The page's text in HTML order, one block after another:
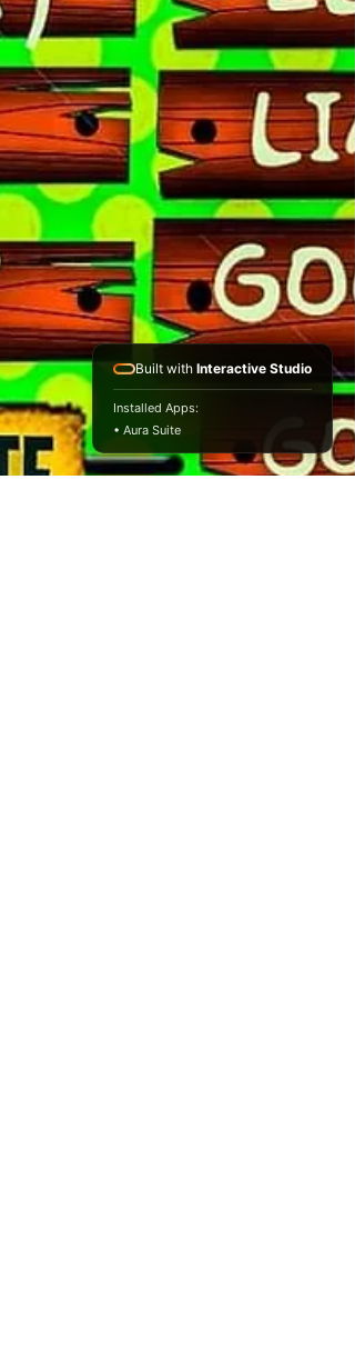
Built with Interactive Studio
Installed Apps:
• Aura Suite